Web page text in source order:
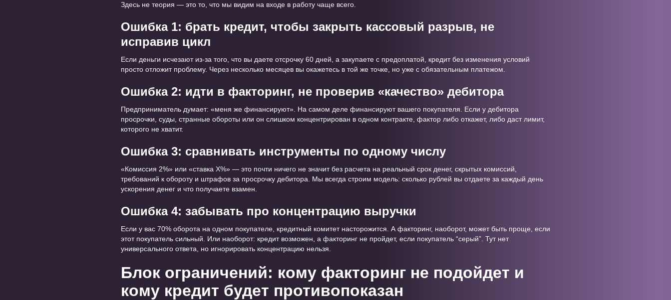
Здесь не теория — это то, что мы видим на входе в работу чаще всего.
Ошибка 1: брать кредит, чтобы закрыть кассовый разрыв, не
исправив цикл
Если деньги исчезают из-за того, что вы даете отсрочку 60 дней, а закупаете с предоплатой, кредит без изменения условий
просто отложит проблему. Через несколько месяцев вы окажетесь в той же точке, но уже с обязательным платежом.
Ошибка 2: идти в факторинг, не проверив «качество» дебитора
Предприниматель думает: «меня же финансируют». На самом деле финансируют вашего покупателя. Если у дебитора
просрочки, суды, странные обороты или он слишком концентрирован в одном контракте, фактор либо откажет, либо даст лимит,
которого не хватит.
Ошибка 3: сравнивать инструменты по одному числу
«Комиссия 2%» или «ставка X%» — это почти ничего не значит без расчета на реальный срок денег, скрытых комиссий,
требований к обороту и штрафов за просрочку дебитора. Мы всегда строим модель: сколько рублей вы отдаете за каждый день
ускорения денег и что получаете взамен.
Ошибка 4: забывать про концентрацию выручки
Если у вас 70% оборота на одном покупателе, кредитный комитет насторожится. А факторинг, наоборот, может быть проще, если
этот покупатель сильный. Или наоборот: кредит возможен, а факторинг не пройдет, если покупатель “серый”. Тут нет
универсального ответа, но игнорировать концентрацию нельзя.
Блок ограничений: кому факторинг не подойдет и
кому кредит будет противопоказан